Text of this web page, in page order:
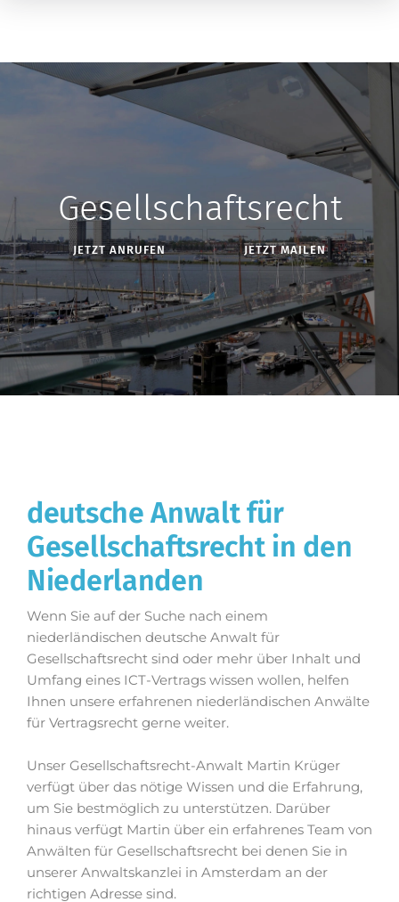
Gesellschaftsrecht
JETZT ANRUFEN JETZT MAILEN
deutsche Anwalt für
Gesellschaftsrecht in den
Niederlanden
Wenn Sie auf der Suche nach einem
niederländischen deutsche Anwalt für
Gesellschaftsrecht sind oder mehr über Inhalt und
Umfang eines ICT-Vertrags wissen wollen, helfen
Ihnen unsere erfahrenen niederländischen Anwälte
für Vertragsrecht gerne weiter.
Unser Gesellschaftsrecht-Anwalt Martin Krüger
verfügt über das nötige Wissen und die Erfahrung,
um Sie bestmöglich zu unterstützen. Darüber
hinaus verfügt Martin über ein erfahrenes Team von
Anwälten für Gesellschaftsrecht bei denen Sie in
unserer Anwaltskanzlei in Amsterdam an der
richtigen Adresse sind.